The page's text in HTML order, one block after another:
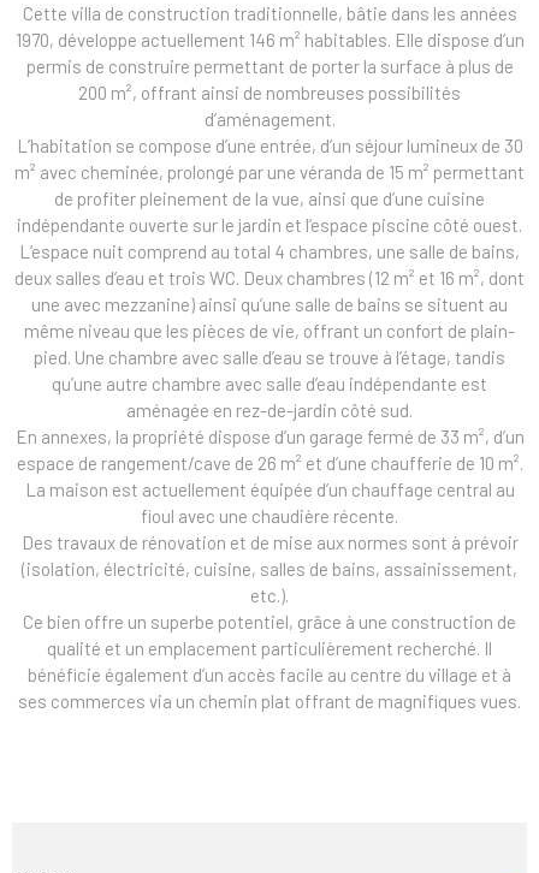
Cette villa de construction traditionnelle, bâtie dans les années
1970, développe actuellement 146 m² habitables. Elle dispose d’un
permis de construire permettant de porter la surface à plus de
200 m², offrant ainsi de nombreuses possibilités
d’aménagement.
L’habitation se compose d’une entrée, d’un séjour lumineux de 30
m² avec cheminée, prolongé par une véranda de 15 m² permettant
de profiter pleinement de la vue, ainsi que d’une cuisine
indépendante ouverte sur le jardin et l’espace piscine côté ouest.
L’espace nuit comprend au total 4 chambres, une salle de bains,
deux salles d’eau et trois WC. Deux chambres (12 m² et 16 m², dont
une avec mezzanine) ainsi qu’une salle de bains se situent au
même niveau que les pièces de vie, offrant un confort de plain-
pied. Une chambre avec salle d’eau se trouve à l’étage, tandis
qu’une autre chambre avec salle d’eau indépendante est
aménagée en rez-de-jardin côté sud.
En annexes, la propriété dispose d’un garage fermé de 33 m², d’un
espace de rangement/cave de 26 m² et d’une chaufferie de 10 m².
La maison est actuellement équipée d’un chauffage central au
fioul avec une chaudière récente.
Des travaux de rénovation et de mise aux normes sont à prévoir
(isolation, électricité, cuisine, salles de bains, assainissement,
etc.).
Ce bien offre un superbe potentiel, grâce à une construction de
qualité et un emplacement particulièrement recherché. Il
bénéficie également d’un accès facile au centre du village et à
ses commerces via un chemin plat offrant de magnifiques vues.